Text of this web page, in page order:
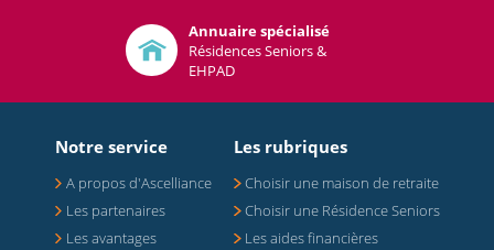
Notre service
A propos d'Ascelliance
Les partenaires
Les avantages
Les rubriques
Choisir une maison de retraite
Choisir une Résidence Seniors
Les aides financières
Annuaire spécialisé
Résidences Seniors &
EHPAD